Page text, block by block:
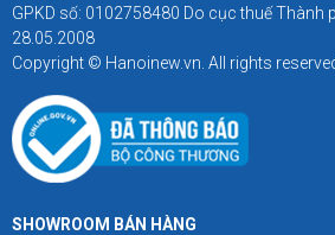
GPKD số: 0102758480 Do cục thuế Thành
28.05.2008
Copyright © Hanoinew.vn. All rights
SHOWROOM BÁN HÀNG